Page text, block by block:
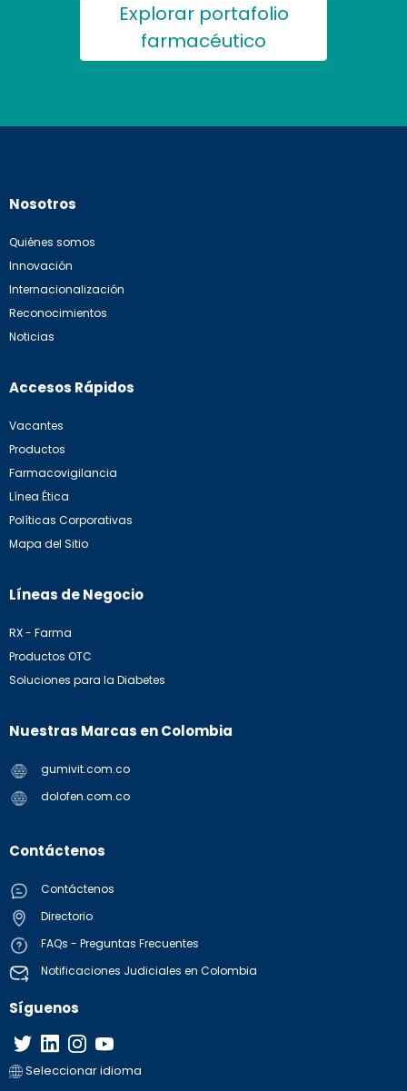
Explorar portafolio
farmacéutico
Nosotros
Quiénes somos
Innovación
Internacionalización
Reconocimientos
Noticias
Accesos Rápidos
Vacantes
Productos
Farmacovigilancia
Línea Ética
Políticas Corporativas
Mapa del Sitio
Líneas de Negocio
RX - Farma
Productos OTC
Soluciones para la Diabetes
Nuestras Marcas en Colombia
gumivit.com.co
dolofen.com.co
Contáctenos
Contáctenos
Directorio
FAQs - Preguntas Frecuentes
Notificaciones Judiciales en Colombia
Síguenos
Seleccionar idioma